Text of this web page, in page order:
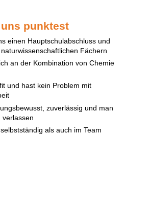
punktest
einen Hauptschulabschluss und
Fächern
an der Kombination von Chemie
und hast kein Problem mit
zuverlässig und man
verlassen
als auch im Team